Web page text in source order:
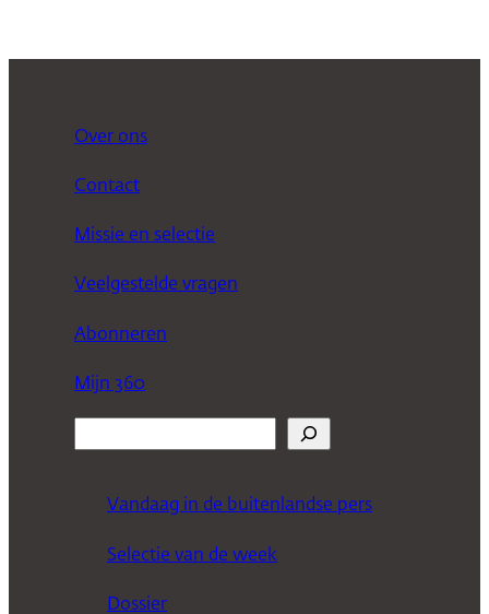
Over ons
Contact
Missie en selectie
Veelgestelde vragen
Abonneren
Mijn 360
Vandaag in de buitenlandse pers
Selectie van de week
Dossier